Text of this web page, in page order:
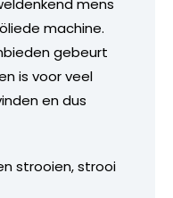
machine.
gebeurt
is voor veel
en dus
strooien, strooi